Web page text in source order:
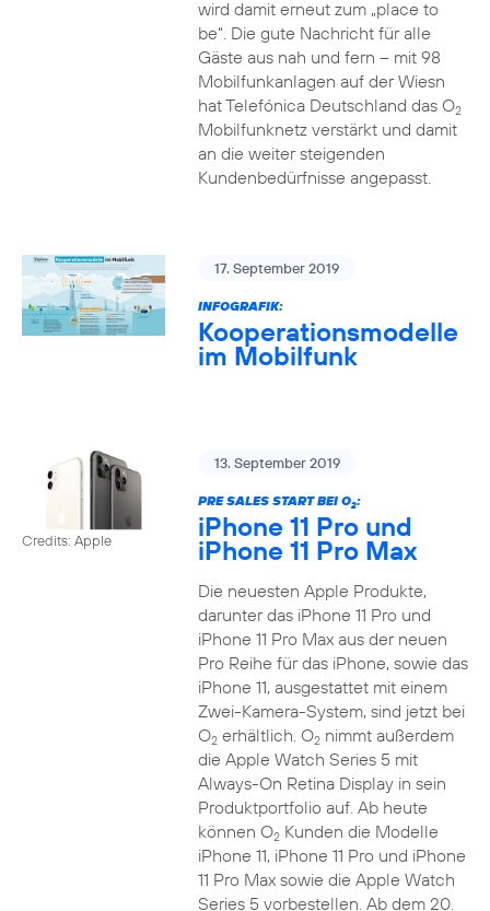
wird damit erneut zum „place to
be“. Die gute Nachricht für alle
Gäste aus nah und fern – mit 98
Mobilfunkanlagen auf der Wiesn
hat Telefónica Deutschland das O2
Mobilfunknetz verstärkt und damit
an die weiter steigenden
Kundenbedürfnisse angepasst.
17. September 2019
INFOGRAFIK:
Kooperationsmodelle
im Mobilfunk
Credits: Apple
13. September 2019
PRE SALES START BEI O2:
iPhone 11 Pro und
iPhone 11 Pro Max
Die neuesten Apple Produkte,
darunter das iPhone 11 Pro und
iPhone 11 Pro Max aus der neuen
Pro Reihe für das iPhone, sowie das
iPhone 11, ausgestattet mit einem
Zwei-Kamera-System, sind jetzt bei
O2erhältlich. O2nimmt außerdem
die Apple Watch Series 5 mit
Always-On Retina Display in sein
Produktportfolio auf. Ab heute
können O2Kunden die Modelle
iPhone 11, iPhone 11 Pro und iPhone
11 Pro Max sowie die Apple Watch
Series 5 vorbestellen. Ab dem 20.